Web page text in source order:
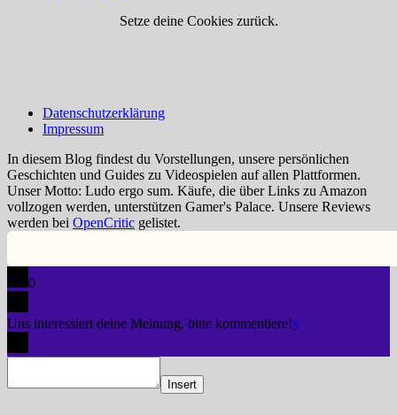
Setze deine Cookies zurück.
Datenschutzerklärung
Impressum
In diesem Blog findest du Vorstellungen, unsere persönlichen
Geschichten und Guides zu Videospielen auf allen Plattformen.
Unser Motto: Ludo ergo sum. Käufe, die über Links zu Amazon
vollzogen werden, unterstützen Gamer's Palace. Unsere Reviews
werden bei OpenCritic gelistet.
0
Uns interessiert deine Meinung, bitte kommentiere!x
Insert